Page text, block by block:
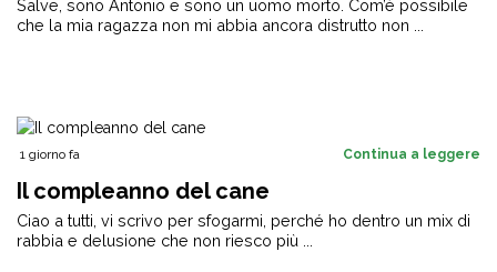
Salve, sono Antonio e sono un uomo morto. Com’è possibile
che la mia ragazza non mi abbia ancora distrutto non ...
1 giorno fa Continua a leggere
Il compleanno del cane
Ciao a tutti, vi scrivo per sfogarmi, perché ho dentro un mix di
rabbia e delusione che non riesco più ...